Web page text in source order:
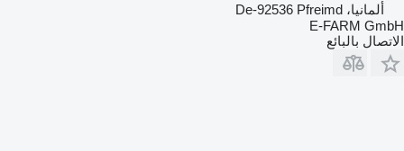
ألمانيا، De-92536 Pfreimd
E-FARM GmbH
الاتصال بالبائع